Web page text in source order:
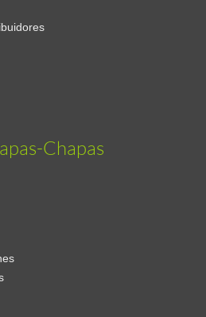
Chapas